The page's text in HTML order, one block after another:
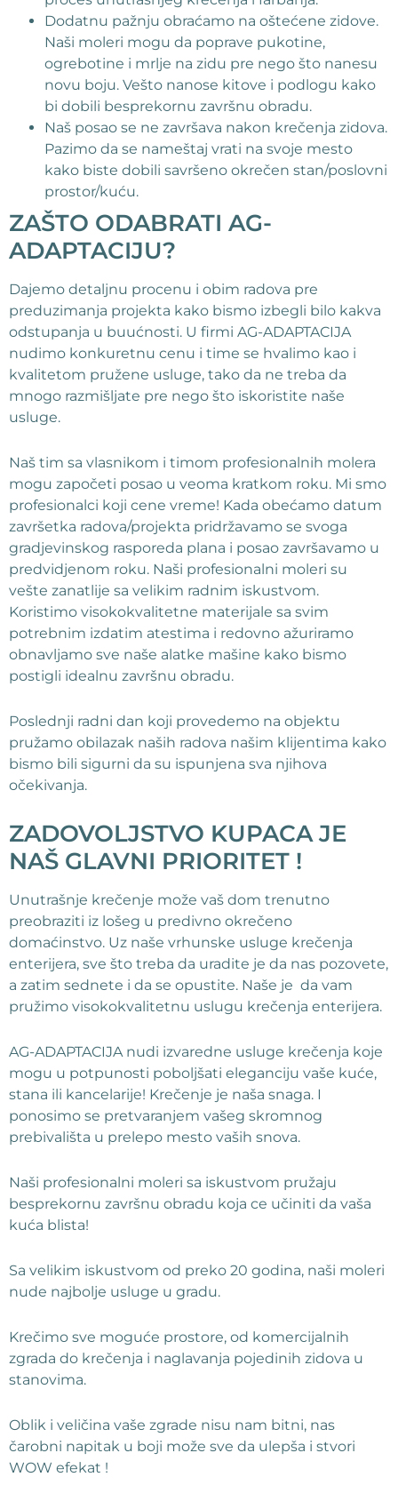
Dodatnu pažnju obraćamo na oštećene zidove.
Naši moleri mogu da poprave pukotine,
ogrebotine i mrlje na zidu pre nego što nanesu
novu boju. Vešto nanose kitove i podlogu kako
bi dobili besprekornu završnu obradu.
Naš posao se ne završava nakon krečenja zidova.
Pazimo da se nameštaj vrati na svoje mesto
kako biste dobili savršeno okrečen stan/poslovni
prostor/kuću.
ZAŠTO ODABRATI AG-
ADAPTACIJU?
Dajemo detaljnu procenu i obim radova pre
preduzimanja projekta kako bismo izbegli bilo kakva
odstupanja u buućnosti. U firmi AG-ADAPTACIJA
nudimo konkuretnu cenu i time se hvalimo kao i
kvalitetom pružene usluge, tako da ne treba da
mnogo razmišljate pre nego što iskoristite naše
usluge.
Naš tim sa vlasnikom i timom profesionalnih molera
mogu započeti posao u veoma kratkom roku. Mi smo
profesionalci koji cene vreme! Kada obećamo datum
završetka radova/projekta pridržavamo se svoga
gradjevinskog rasporeda plana i posao završavamo u
predvidjenom roku. Naši profesionalni moleri su
vešte zanatlije sa velikim radnim iskustvom.
Koristimo visokokvalitetne materijale sa svim
potrebnim izdatim atestima i redovno ažuriramo
obnavljamo sve naše alatke mašine kako bismo
postigli idealnu završnu obradu.
Poslednji radni dan koji provedemo na objektu
pružamo obilazak naših radova našim klijentima kako
bismo bili sigurni da su ispunjena sva njihova
očekivanja.
ZADOVOLJSTVO KUPACA JE
NAŠ GLAVNI PRIORITET !
Unutrašnje krečenje može vaš dom trenutno
preobraziti iz lošeg u predivno okrečeno
domaćinstvo. Uz naše vrhunske usluge krečenja
enterijera, sve što treba da uradite je da nas pozovete,
a zatim sednete i da se opustite. Naše je da vam
pružimo visokokvalitetnu uslugu krečenja enterijera.
AG-ADAPTACIJA nudi izvaredne usluge krečenja koje
mogu u potpunosti poboljšati eleganciju vaše kuće,
stana ili kancelarije! Krečenje je naša snaga. I
ponosimo se pretvaranjem vašeg skromnog
prebivališta u prelepo mesto vaših snova.
Naši profesionalni moleri sa iskustvom pružaju
besprekornu završnu obradu koja ce učiniti da vaša
kuća blista!
Sa velikim iskustvom od preko 20 godina, naši moleri
nude najbolje usluge u gradu.
Krečimo sve moguće prostore, od komercijalnih
zgrada do krečenja i naglavanja pojedinih zidova u
stanovima.
Oblik i veličina vaše zgrade nisu nam bitni, nas
čarobni napitak u boji može sve da ulepša i stvori
WOW efekat !